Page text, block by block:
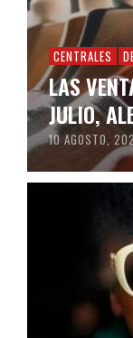
CENTRALES
LAS
JULIO,
10 AGOSTO,